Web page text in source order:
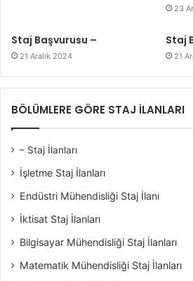
23
Staj Başvurusu –
21 Aralık 2024
Staj
21
BÖLÜMLERE GÖRE STAJ İLANLARI
– Staj İlanları
İşletme Staj İlanları
Endüstri Mühendisliği Staj İlanı
İktisat Staj İlanları
Bilgisayar Mühendisliği Staj İlanları
Matematik Mühendisliği Staj İlanları